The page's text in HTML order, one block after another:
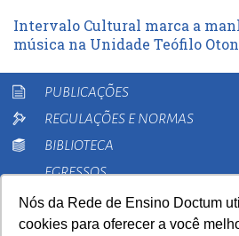
Nós da Rede de Ensino Doctum
cookies para oferecer a você
Intervalo Cultural marca a
música na Unidade Teófilo
PUBLICAÇÕES
REGULAÇÕES E NORMAS
BIBLIOTECA
EGRESSOS
PESQUISA
EXTENSÃO